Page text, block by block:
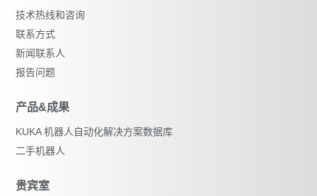
技术热线和咨询
联系方式
新闻联系人
报告问题
产品&成果
KUKA 机器人自动化解决方案数据库
二手机器人
贵宾室